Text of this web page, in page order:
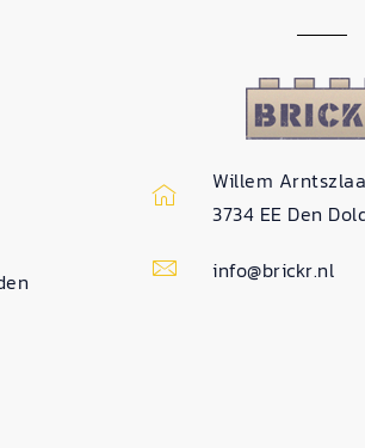
Willem
3734 EE Den
info@brickr.nl